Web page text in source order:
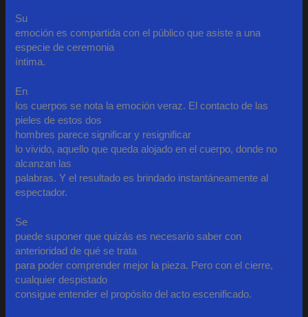
Su
emoción es compartida con el público que asiste a una
especie de ceremonia
íntima.
En
los cuerpos se nota la emoción veraz. El contacto de las
pieles de estos dos
hombres parece significar y resignificar
lo vivido, aquello que queda alojado en el cuerpo, donde no
alcanzan las
palabras. Y el resultado es brindado instantáneamente al
espectador.
Se
puede suponer que quizás es necesario saber con
anterioridad de qué se trata
para poder comprender mejor la pieza. Pero con el cierre,
cualquier despistado
consigue entender el propósito del acto escenificado.